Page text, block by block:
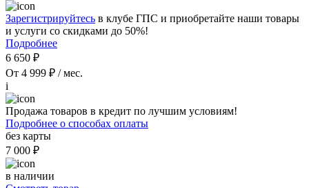
Зарегистрируйтесь в клубе ГПС и приобретайте наши товары
и услуги со скидками до 50%!
Подробнее
6 650 ₽
От 4 999 ₽ / мес.
i
Продажа товаров в кредит по лучшим условиям!
Подробнее о способах оплаты
без карты
7 000 ₽
в наличии